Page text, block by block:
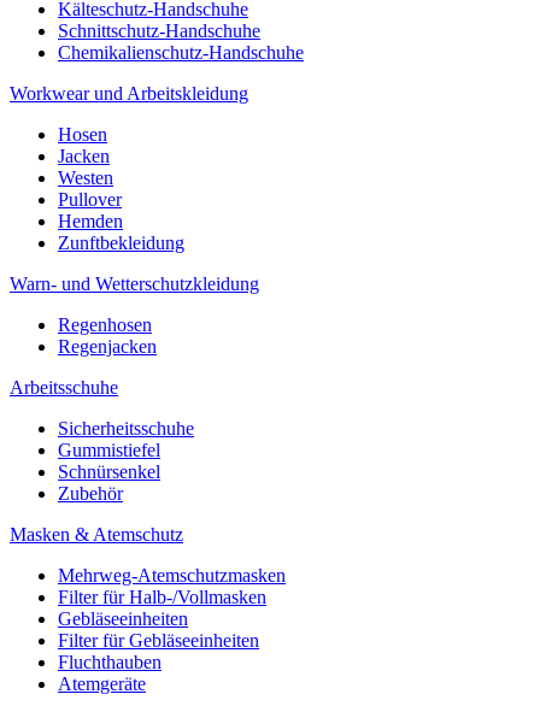
Kälteschutz-Handschuhe
Schnittschutz-Handschuhe
Chemikalienschutz-Handschuhe
Workwear und Arbeitskleidung
Hosen
Jacken
Westen
Pullover
Hemden
Zunftbekleidung
Warn- und Wetterschutzkleidung
Regenhosen
Regenjacken
Arbeitsschuhe
Sicherheitsschuhe
Gummistiefel
Schnürsenkel
Zubehör
Masken & Atemschutz
Mehrweg-Atemschutzmasken
Filter für Halb-/Vollmasken
Gebläseeinheiten
Filter für Gebläseeinheiten
Fluchthauben
Atemgeräte